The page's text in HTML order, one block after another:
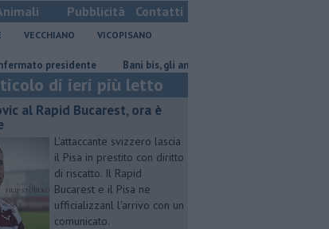
Pubblicità Contatti
VECCHIANO VICOPISANO
Bani bis, gli ambientalisti attaccano il nuovo corso
di ieri più letto
al Rapid Bucarest, ora è
L'attaccante svizzero lascia
il Pisa in prestito con diritto
di riscatto. Il Rapid
Bucarest e il Pisa ne
ufficializzanl l'arrivo con un
comunicato.